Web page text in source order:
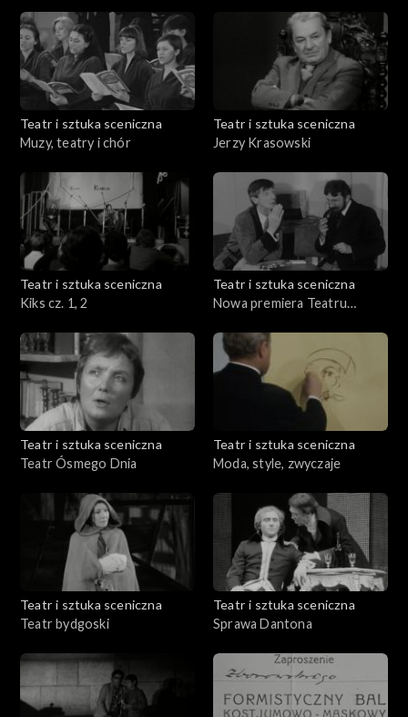
Teatr i sztuka sceniczna
Muzy, teatry i chór
Teatr i sztuka sceniczna
Jerzy Krasowski
Teatr i sztuka sceniczna
Kiks cz. 1, 2
Teatr i sztuka sceniczna
Nowa premiera Teatru
Teatr i sztuka sceniczna
Teatr Ósmego Dnia
Teatr i sztuka sceniczna
Moda, style, zwyczaje
Teatr i sztuka sceniczna
Teatr bydgoski
Teatr i sztuka sceniczna
Sprawa Dantona